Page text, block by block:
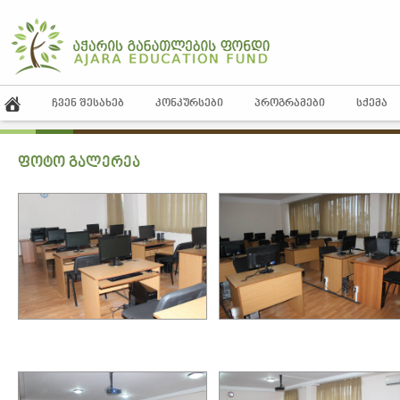
ᲩᲕᲔᲜ ᲨᲔᲡᲐᲮᲔᲑ ᲙᲝᲜᲙᲣᲠᲡᲔᲑᲘ ᲞᲠᲝᲒᲠᲐᲛᲔᲑᲘ ᲡᲥᲔᲛᲐ
ფოტო გალერეა